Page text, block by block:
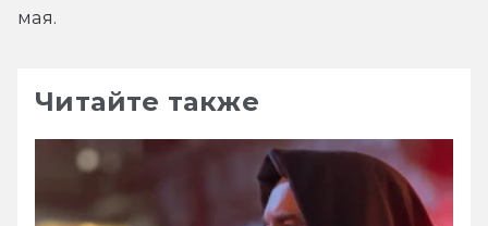
мая.
Читайте также